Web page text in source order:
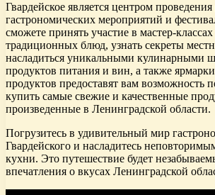
Гвардейское является центром
гастрономических мероприятий и
сможете принять участие в мастер-
традиционных блюд, узнать секреты
насладиться уникальными кулинарными
продуктов питания и вин, а также
продуктов предоставят вам возможность
купить самые свежие и качественные
произведенные в Ленинградской области.
Погрузитесь в удивительный мир
Гвардейского и насладитесь
кухни. Это путешествие будет
впечатления о вкусах Ленинградской